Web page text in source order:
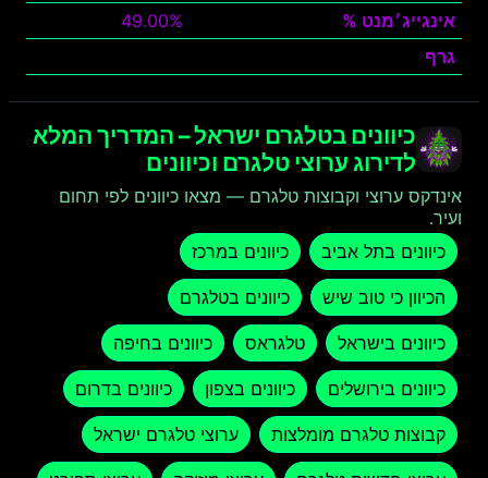
אינגייג׳מנט %
49.00%
גרף
כיוונים בטלגרם ישראל – המדריך המלא
לדירוג ערוצי טלגרם וכיוונים
אינדקס ערוצי וקבוצות טלגרם — מצאו כיוונים לפי תחום
ועיר.
כיוונים בתל אביב
כיוונים במרכז
הכיוון כי טוב שיש כיוונים בטלגרם
כיוונים בישראל טלגראס כיוונים בחיפה
כיוונים בירושלים כיוונים בצפון כיוונים בדרום
קבוצות טלגרם מומלצות ערוצי טלגרם ישראל